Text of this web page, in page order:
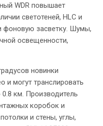
WDR повышает
светотеней, HLC и
фоновую засветку. Шумы,
освещенности,
новинки
могут транслировать
км. Производитель
коробок и
и стены, углы,